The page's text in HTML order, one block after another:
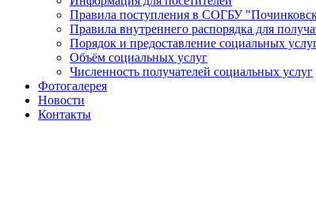
Правила поступления в СОГБУ
Правила внутреннего распорядка для
Порядок и предоставление социальных
Объём социальных услуг
Численность получателей социальных услуг
Фотогалерея
Новости
Контакты